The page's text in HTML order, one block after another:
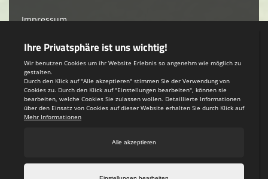
Impressum
Teamsports 2
Dein Sportverein online